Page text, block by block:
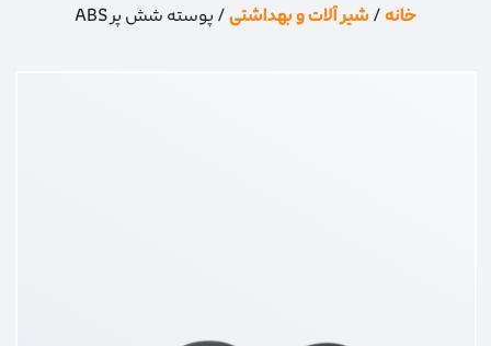
خانه/شیر آلات و بهداشتی/ پوسته شش پر ABS